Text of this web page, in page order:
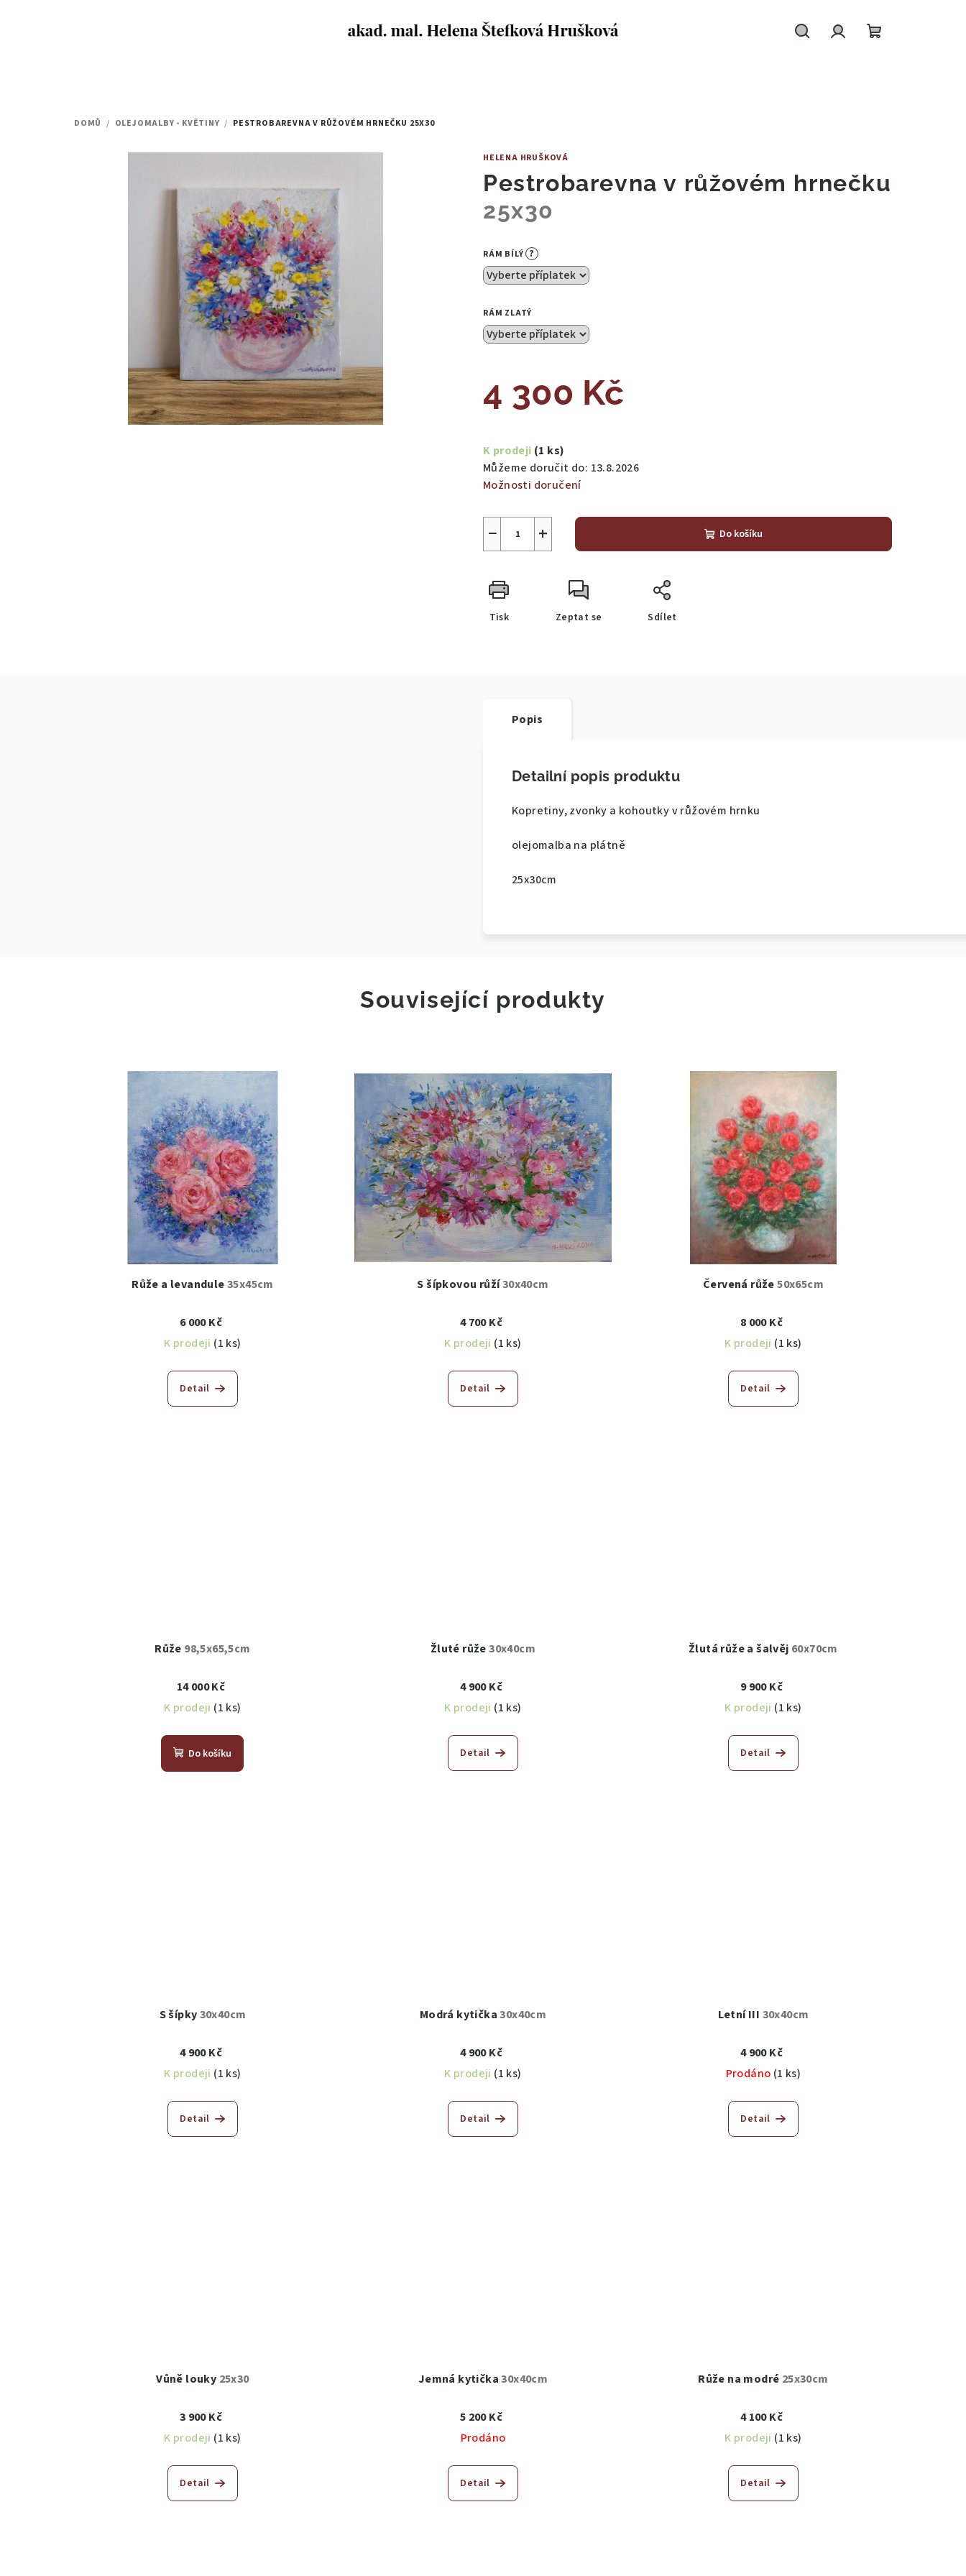
DOMŮ / OLEJOMALBY - KVĚTINY / PESTROBAREVNA V RŮŽOVÉM HRNEČKU 25X30
HELENA HRUŠKOVÁ
Pestrobarevna v růžovém hrnečku
25x30
RÁM BÍLÝ ?
RÁM ZLATÝ
4 300 Kč
cena:
K prodeji (1 ks)
Můžeme doručit do: 13.8.2026
Možnosti doručení
+
− Do košíku
Tisk Zeptat se Sdílet
Popis
Detailní popis produktu
Kopretiny, zvonky a kohoutky v růžovém hrnku
olejomalba na plátně
25x30cm
Související produkty
Růže a levandule35x45cm
6 000 Kč
K prodeji (1 ks)
Detail
S šípkovou růží30x40cm
4 700 Kč
K prodeji (1 ks)
Detail
Červená růže50x65cm
8 000 Kč
K prodeji (1 ks)
Detail
Růže 98,5x65,5cm
14 000 Kč
K prodeji (1 ks)
Do košíku
Žluté růže30x40cm
4 900 Kč
K prodeji (1 ks)
Detail
Žlutá růže a šalvěj 60x70cm
9 900 Kč
K prodeji (1 ks)
Detail
S šípky30x40cm
4 900 Kč
K prodeji (1 ks)
Detail
Modrá kytička30x40cm
4 900 Kč
K prodeji (1 ks)
Detail
Letní III 30x40cm
4 900 Kč
Prodáno (1 ks)
Detail
Vůně louky 25x30
3 900 Kč
K prodeji (1 ks)
Detail
Jemná kytička30x40cm
5 200 Kč
Prodáno
Detail
Růže na modré 25x30cm
4 100 Kč
K prodeji (1 ks)
Detail